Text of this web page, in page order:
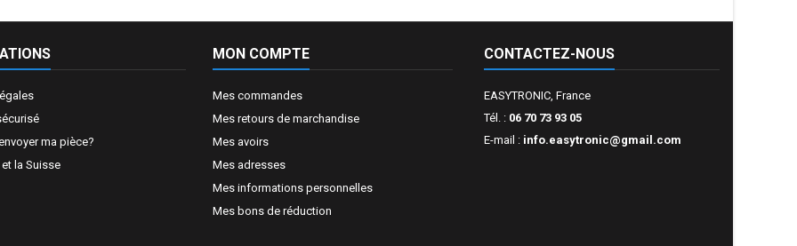
ma pièce?
la Suisse
MON COMPTE
Mes commandes
Mes retours de marchandise
Mes avoirs
Mes adresses
Mes informations personnelles
Mes bons de réduction
CONTACTEZ-NOUS
EASYTRONIC, France
Tél. : 06 70 73 93 05
E-mail : info.easytronic@gmail.com